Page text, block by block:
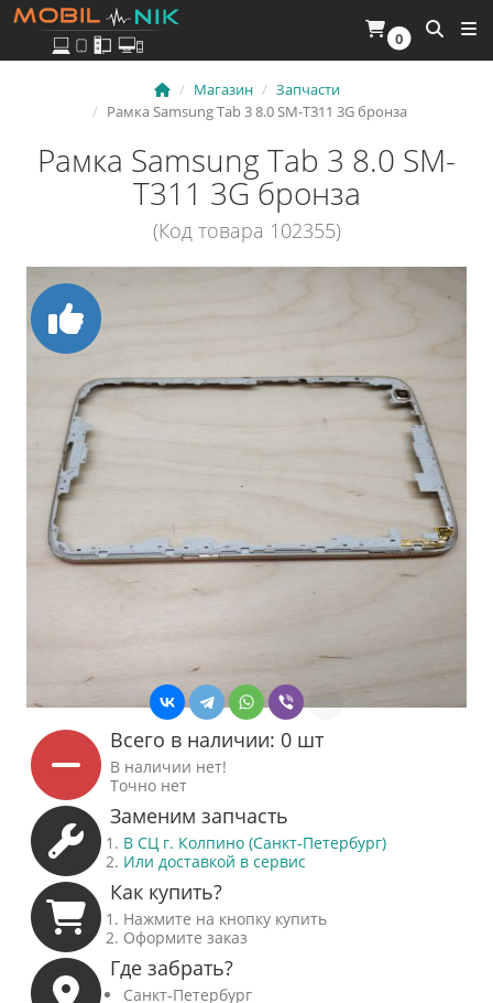
0
Магазин
Запчасти
Рамка Samsung Tab 3 8.0 SM-T311 3G бронза
Рамка Samsung Tab 3 8.0 SM-
T311 3G бронза
(Код товара 102355)
Всего в наличии: 0 шт
В наличии нет!
Точно нет
Заменим запчасть
В СЦ г. Колпино (Санкт-Петербург)
Или доставкой в сервис
Как купить?
Нажмите на кнопку купить
Оформите заказ
Где забрать?
Санкт-Петербург